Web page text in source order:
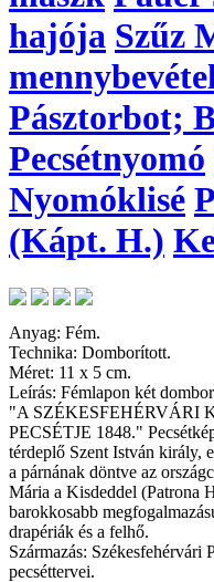
hajója Szűz
Pásztorbot;
Pecsétnyomó
Nyomóklisé
(Kápt. H.)
Anyag: Fém.
Technika: Domborított.
Méret: 11 x 5 cm.
Leírás: Fémlapon két
"A SZÉKESFEHÉRVÁRI
PECSÉTJE 1848."
térdeplő Szent István király,
a párnának döntve az
Mária a Kisdeddel (Patrona
barokkosabb
drapériák és a felhő.
Származás:
pecséttervei.